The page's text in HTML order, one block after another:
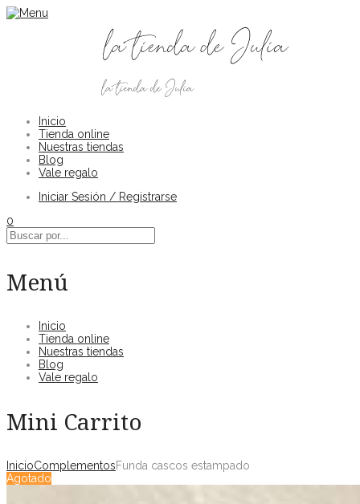
Inicio
Tienda online
Nuestras tiendas
Blog
Vale regalo
Iniciar Sesión / Registrarse
0
Menú
Inicio
Tienda online
Nuestras tiendas
Blog
Vale regalo
Mini Carrito
InicioComplementosFunda cascos estampado
Agotado